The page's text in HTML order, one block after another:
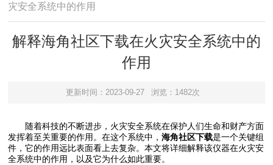
灾安全系统中的作用
解释海角社区下载在火灾安全系统中的
作用
更新时间：2023-09-27 浏览：1482次
随着科技的不断进步，火灾安全系统在保护人们生命和财产方面
发挥着至关重要的作用。在这个系统中，海角社区下载是一个关键组
件，它的作用远比表面看上去复杂。本文将详细解释该仪器在火灾安
全系统中的作用，以及它为什么如此重要。